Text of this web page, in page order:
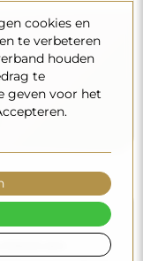
een
cookies en
te verbeteren
houden
te
geven voor het